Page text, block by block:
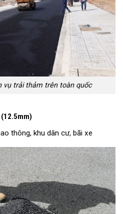
vụ trải thảm trên toàn quốc
thông, khu dân cư, bãi xe